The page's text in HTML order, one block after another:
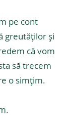
pe cont
greutăților și
că vom
să trecem
o simțim.